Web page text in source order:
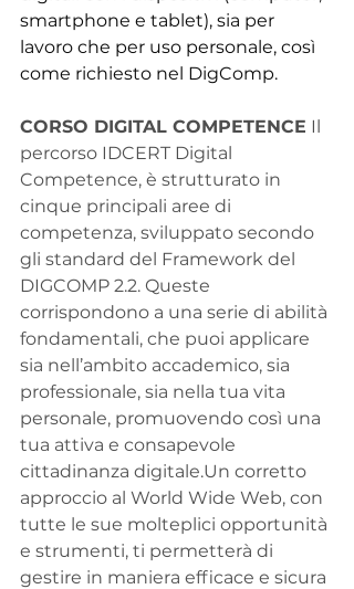
smartphone e tablet), sia per
lavoro che per uso personale, così
come richiesto nel DigComp.
CORSO DIGITAL COMPETENCE Il
percorso IDCERT Digital
Competence, è strutturato in
cinque principali aree di
competenza, sviluppato secondo
gli standard del Framework del
DIGCOMP 2.2. Queste
corrispondono a una serie di abilità
fondamentali, che puoi applicare
sia nell’ambito accademico, sia
professionale, sia nella tua vita
personale, promuovendo così una
tua attiva e consapevole
cittadinanza digitale.Un corretto
approccio al World Wide Web, con
tutte le sue molteplici opportunità
e strumenti, ti permetterà di
gestire in maniera efficace e sicura